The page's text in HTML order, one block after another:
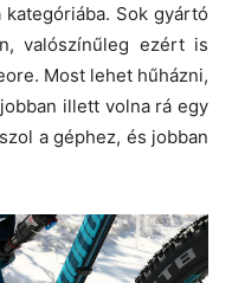
Sok gyártó
valószínűleg ezért is
Most lehet hűházni,
illett volna rá egy
a géphez, és jobban